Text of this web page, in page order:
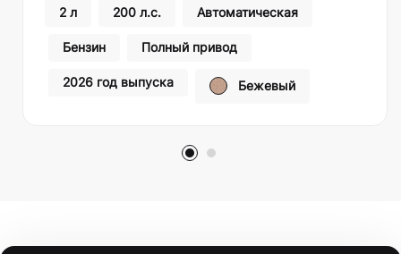
2 л 200 л.с. Автоматическая
Бензин Полный привод
2026 год выпуска Бежевый